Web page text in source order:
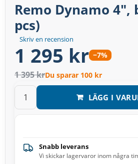
Skriv en recension
Remo Dynamo 4″,
pcs)
1 295 kr −7%
1 395 krDu sparar 100 kr
LÄGG I
Snabb leverans
Vi skickar lagervaror inom några